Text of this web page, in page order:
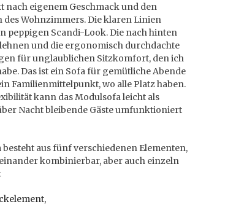
nach eigenem Geschmack und den
des Wohnzimmers. Die klaren Linien
peppigen Scandi-Look. Die nach hinten
und die ergonomisch durchdachte
für unglaublichen Sitzkomfort, den ich
Das ist ein Sofa für gemütliche Abende
Familienmittelpunkt, wo alle Platz haben.
kann das Modulsofa leicht als
Nacht bleibende Gäste umfunktioniert
besteht aus fünf verschiedenen Elementen,
kombinierbar, aber auch einzeln